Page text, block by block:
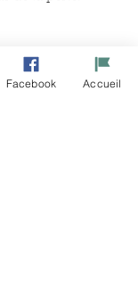
Facebook Accueil